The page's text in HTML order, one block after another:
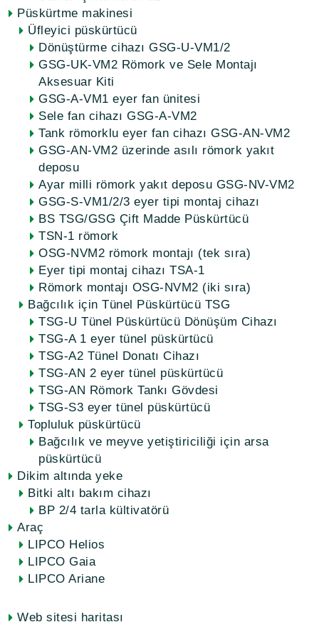
Püskürtme makinesi
Üfleyici püskürtücü
Dönüştürme cihazı GSG-U-VM1/2
GSG-UK-VM2 Römork ve Sele Montajı
Aksesuar Kiti
GSG-A-VM1 eyer fan ünitesi
Sele fan cihazı GSG-A-VM2
Tank römorklu eyer fan cihazı GSG-AN-VM2
GSG-AN-VM2 üzerinde asılı römork yakıt
deposu
Ayar milli römork yakıt deposu GSG-NV-VM2
GSG-S-VM1/2/3 eyer tipi montaj cihazı
BS TSG/GSG Çift Madde Püskürtücü
TSN-1 römork
OSG-NVM2 römork montajı (tek sıra)
Eyer tipi montaj cihazı TSA-1
Römork montajı OSG-NVM2 (iki sıra)
Bağcılık için Tünel Püskürtücü TSG
TSG-U Tünel Püskürtücü Dönüşüm Cihazı
TSG-A 1 eyer tünel püskürtücü
TSG-A2 Tünel Donatı Cihazı
TSG-AN 2 eyer tünel püskürtücü
TSG-AN Römork Tankı Gövdesi
TSG-S3 eyer tünel püskürtücü
Topluluk püskürtücü
Bağcılık ve meyve yetiştiriciliği için arsa
püskürtücü
Dikim altında yeke
Bitki altı bakım cihazı
BP 2/4 tarla kültivatörü
Araç
LIPCO Helios
LIPCO Gaia
LIPCO Ariane
Web sitesi haritası